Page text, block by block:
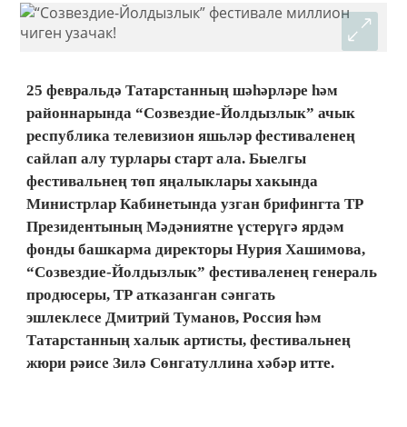
25 февральдә Татарстанның шәһәрләре һәм
районнарында “Созвездие-Йолдызлык” ачык
республика телевизион яшьләр фестиваленең
сайлап алу турлары старт ала. Быелгы
фестивальнең төп яңалыклары хакында
Министрлар Кабинетында узган брифингта ТР
Президентының Мәдәниятне үстерүгә ярдәм
фонды башкарма директоры Нурия Хашимова,
“Созвездие-Йолдызлык” фестиваленең генераль
продюсеры, ТР атказанган сәнгать
эшлеклесе Дмитрий Туманов, Россия һәм
Татарстанның халык артисты, фестивальнең
жюри рәисе Зилә Сөнгатуллина хәбәр итте.